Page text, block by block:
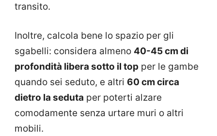
transito.
Inoltre, calcola bene lo spazio per gli
sgabelli: considera almeno 40-45 cm di
profondità libera sotto il top per le gambe
quando sei seduto, e altri 60 cm circa
dietro la seduta per poterti alzare
comodamente senza urtare muri o altri
mobili.